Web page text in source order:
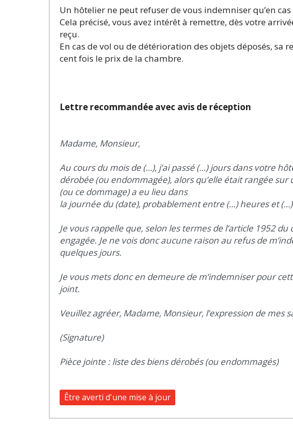
Un hôtelier ne peut refuser de vous indemniser qu’en
Cela précisé, vous avez intérêt à remet­tre, dès votre
reçu.
En cas de vol ou de détérioration des ­objets ­déposés,
cent fois le prix de la chambre.
Lettre recommandée avec avis de réception
Madame, Monsieur,
Au cours du mois de (…), j’ai passé (…) jours dans votre
dérobée (ou endommagée), alors qu’elle était rangée
(ou ce dommage) a eu lieu dans
la journée du (date), probablement entre (…) heures et
Je vous rappelle que, selon les termes de l’article 1952
engagée. Je ne vois donc aucune raison au refus de
quelques jours.
Je vous mets donc en demeure de m’indemniser pour
joint.
Veuillez agréer, Madame, Monsieur, l’expression de mes
(Signature)
Pièce jointe : liste des biens dérobés (ou endommagés)
Être averti d'une mise à jour